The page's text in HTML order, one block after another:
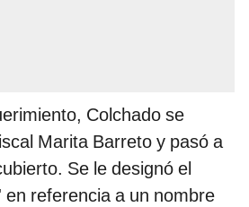
Colchado se
Marita Barreto y pasó a
Se le designó el
referencia a un nombre